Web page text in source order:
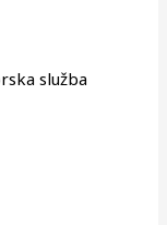
služba